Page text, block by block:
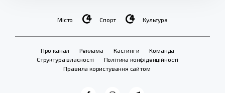
Місто Спорт Культура
Про канал Реклама Кастинги
Команда
Структура власності
Політика конфіденційності
Правила користування сайтом